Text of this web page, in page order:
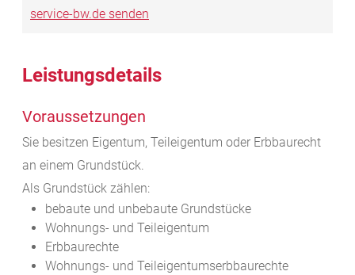
service-bw.de senden
Leistungsdetails
Voraussetzungen
Sie besitzen Eigentum, Teileigentum oder Erbbaurecht
an einem Grundstück.
Als Grundstück zählen:
bebaute und unbebaute Grundstücke
Wohnungs- und Teileigentum
Erbbaurechte
Wohnungs- und Teileigentumserbbaurechte